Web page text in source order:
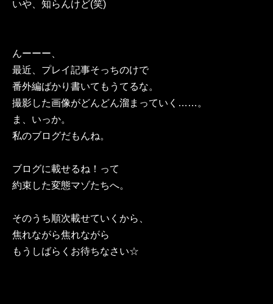
いや、知らんけど(笑)
んーーー、
最近、プレイ記事そっちのけで
番外編ばかり書いてもうてるな。
撮影した画像がどんどん溜まっていく……。
ま、いっか。
私のブログだもんね。
ブログに載せるね！って
約束した変態マゾたちへ。
そのうち順次載せていくから、
焦れながら焦れながら
もうしばらくお待ちなさい☆